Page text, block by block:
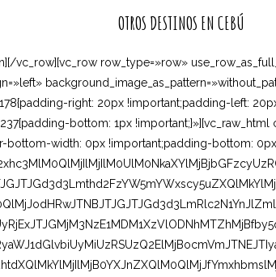
OTROS DESTINOS EN CEBÚ
vc_row][vc_row row_type=»row»
right: 20px !important;padding-left:
bottom: 1px
bottom-width: 0px !important;padding-bottom: 0px